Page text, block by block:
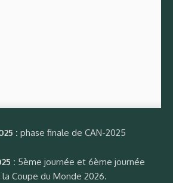
: phase finale de CAN-2025
: 5ème journée et 6ème journée
Coupe du Monde 2026.